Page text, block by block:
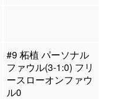
#9 柘植 パーソナル
ファウル(3-1:0) フリ
ースローオンファウ
ル0